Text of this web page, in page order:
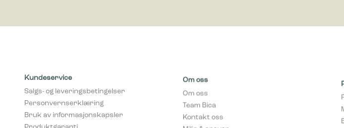
Kundeservice
Salgs- og leveringsbetingelser
Personvernserklæring
Bruk av informasjonskapsler
Produktgaranti
Om oss
Om oss
Team Bica
Kontakt oss
Miljø & ansvar